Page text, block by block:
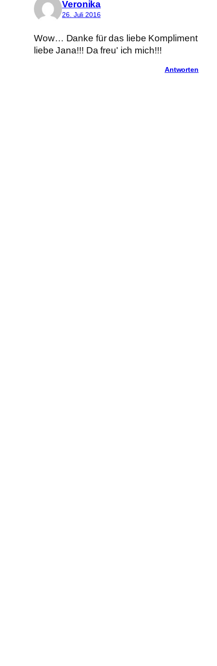
Veronika
26. Juli 2016
Wow… Danke für das liebe Kompliment
liebe Jana!!! Da freu' ich mich!!!
Antworten